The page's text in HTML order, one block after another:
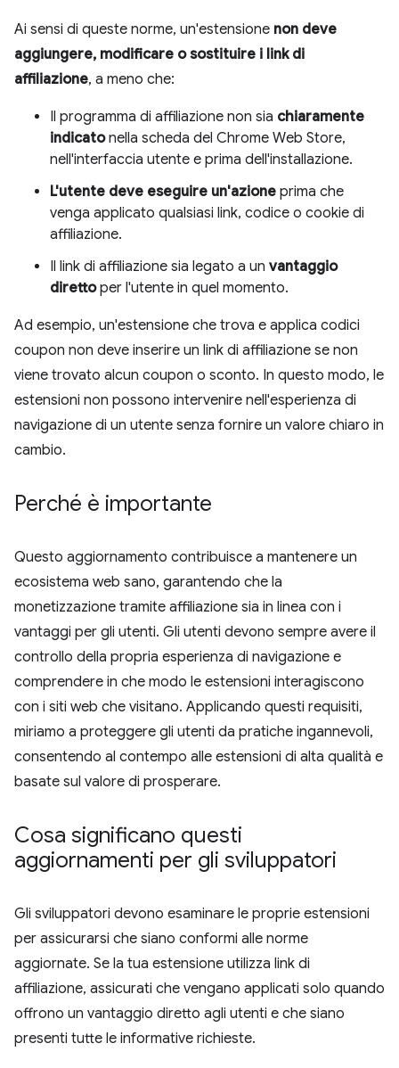
Ai sensi di queste norme, un'estensione non deve
aggiungere, modificare o sostituire i link di
affiliazione, a meno che:
Il programma di affiliazione non sia chiaramente
indicatonella scheda del Chrome Web Store,
nell'interfaccia utente e prima dell'installazione.
L'utente deve eseguire un'azione prima che
venga applicato qualsiasi link, codice o cookie di
affiliazione.
Il link di affiliazione sia legato a un vantaggio
direttoper l'utente in quel momento.
Ad esempio, un'estensione che trova e applica codici
coupon non deve inserire un link di affiliazione se non
viene trovato alcun coupon o sconto. In questo modo, le
estensioni non possono intervenire nell'esperienza di
navigazione di un utente senza fornire un valore chiaro in
cambio.
Perché è importante
Questo aggiornamento contribuisce a mantenere un
ecosistema web sano, garantendo che la
monetizzazione tramite affiliazione sia in linea con i
vantaggi per gli utenti. Gli utenti devono sempre avere il
controllo della propria esperienza di navigazione e
comprendere in che modo le estensioni interagiscono
con i siti web che visitano. Applicando questi requisiti,
miriamo a proteggere gli utenti da pratiche ingannevoli,
consentendo al contempo alle estensioni di alta qualità e
basate sul valore di prosperare.
Cosa significano questi
aggiornamenti per gli sviluppatori
Gli sviluppatori devono esaminare le proprie estensioni
per assicurarsi che siano conformi alle norme
aggiornate. Se la tua estensione utilizza link di
affiliazione, assicurati che vengano applicati solo quando
offrono un vantaggio diretto agli utenti e che siano
presenti tutte le informative richieste.